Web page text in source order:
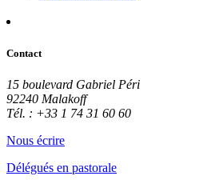
Contact
15 boulevard Gabriel Péri
92240 Malakoff
Tél. : +33 1 74 31 60 60
Nous écrire
Délégués en pastorale